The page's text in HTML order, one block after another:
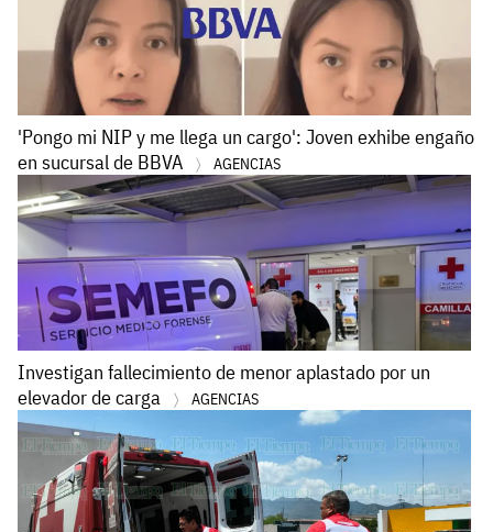
'Pongo mi NIP y me llega un cargo': Joven exhibe engaño
en sucursal de BBVA
AGENCIAS
Investigan fallecimiento de menor aplastado por un
elevador de carga
AGENCIAS